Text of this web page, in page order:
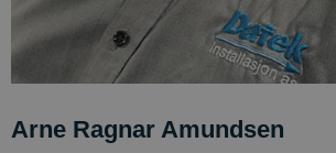
Arne Ragnar Amundsen